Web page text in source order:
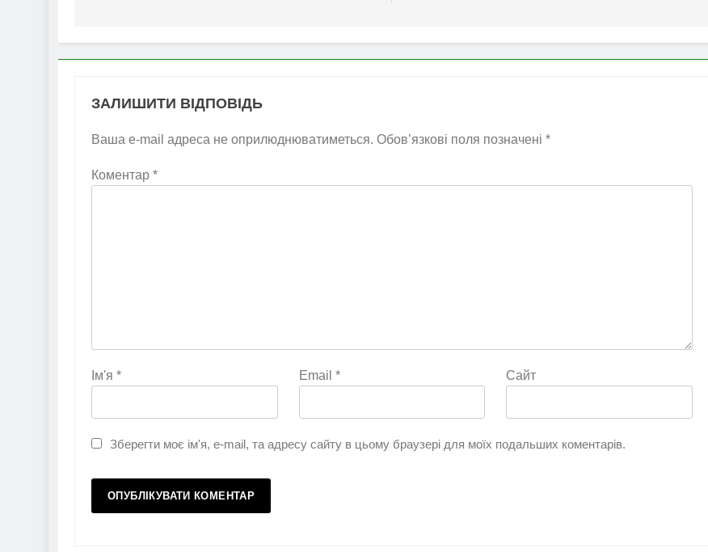
ЗАЛИШИТИ ВІДПОВІДЬ
Ваша e-mail адреса не оприлюднюватиметься. Обов’язкові поля позначені *
Коментар *
Ім'я * Email * Сайт
Зберегти моє ім'я, e-mail, та адресу сайту в цьому браузері для моїх подальших коментарів.